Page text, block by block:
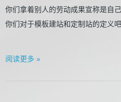
你们拿着别人的劳动成果宣称是自
你们对于模板建站和定制站的定义
阅读更多 »